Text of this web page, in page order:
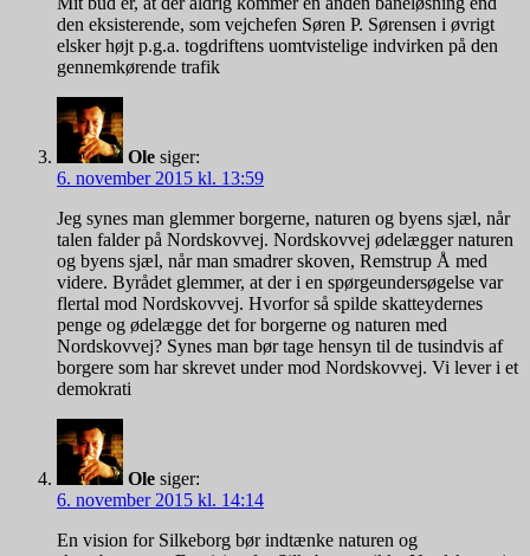
den eksisterende, som vejchefen Søren P. Sørensen i øvrigt
elsker højt p.g.a. togdriftens uomtvistelige indvirken på den
gennemkørende trafik
Ole siger:
6. november 2015 kl. 13:59
Jeg synes man glemmer borgerne, naturen og byens sjæl, når
talen falder på Nordskovvej. Nordskovvej ødelægger naturen
og byens sjæl, når man smadrer skoven, Remstrup Å med
videre. Byrådet glemmer, at der i en spørgeundersøgelse var
flertal mod Nordskovvej. Hvorfor så spilde skatteydernes
penge og ødelægge det for borgerne og naturen med
Nordskovvej? Synes man bør tage hensyn til de tusindvis af
borgere som har skrevet under mod Nordskovvej. Vi lever i et
demokrati
Ole siger:
6. november 2015 kl. 14:14
En vision for Silkeborg bør indtænke naturen og